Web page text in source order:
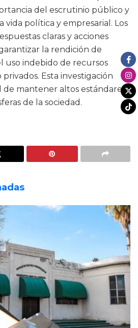
del escrutinio público y
vida política y empresarial. Los
claras y acciones
la rendición de
uso indebido de recursos
Esta investigación
de mantener altos estándares
de la sociedad.